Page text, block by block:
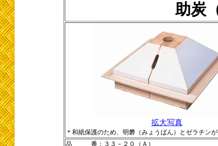
助炭
拡大写真
＊和紙保護のため、明礬（みょうばん）とゼラチン
品 番：３３－２０（Ａ）